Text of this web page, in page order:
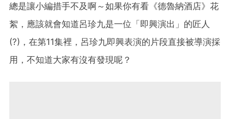
總是讓小編措手不及啊～如果你有看《德魯納酒店》花
絮，應該就會知道呂珍九是一位「即興演出」的匠人
(?)，在第11集裡，呂珍九即興表演的片段直接被導演採
用，不知道大家有沒有發現呢？